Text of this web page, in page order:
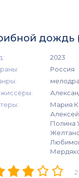
дождь
2023
Россия
Мария
Полина
2